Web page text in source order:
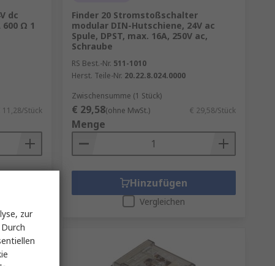
dc
Ω 1
11,28/Stück
Finder 20 Stromstoßschalter
modular DIN-Hutschiene, 24V ac
Spule, DPST, max. 16A, 250V ac,
Schraube
RS Best.-Nr. 511-1010
Herst. Teile-Nr. 20.22.8.024.0000
Zwischensumme (1 Stück)
€ 29,58(ohne MwSt.) € 29,58/Stück
Menge
Hinzufügen
Vergleichen
zur